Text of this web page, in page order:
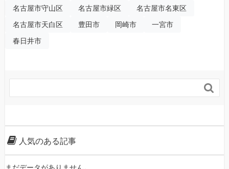
名古屋市守山区
名古屋市緑区
名古屋市名東区
名古屋市天白区
豊田市 岡崎市
一宮市
春日井市

人気のある記事